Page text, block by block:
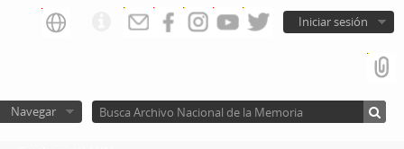
Iniciar sesión
Navegar